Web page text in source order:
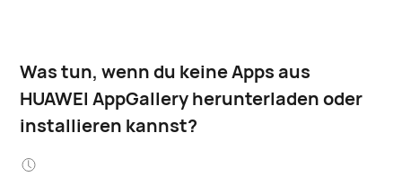
Was tun, wenn du keine Apps aus
HUAWEI AppGallery herunterladen oder
installieren kannst?